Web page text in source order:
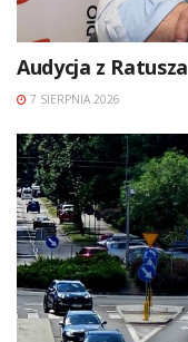
Audycja z Ratusza
7 SIERPNIA 2026